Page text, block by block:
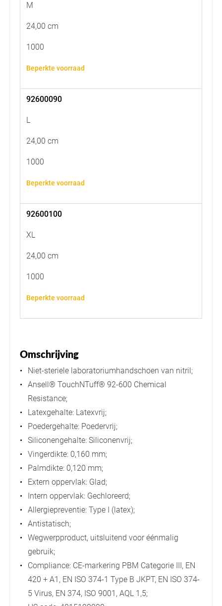
M
24,00 cm
1000
Beperkte voorraad
92600090
L
24,00 cm
1000
Beperkte voorraad
92600100
XL
24,00 cm
1000
Beperkte voorraad
Omschrijving
Niet-steriele laboratoriumhandschoen van nitril;
Ansell® TouchNTuff® 92-600 Chemical
Resistance;
Latexgehalte: Latexvrij;
Poedergehalte: Poedervrij;
Siliconengehalte: Siliconenvrij;
Vingerdikte: 0,160 mm;
Palmdikte: 0,120 mm;
Extern oppervlak: Glad;
Intern oppervlak: Gechloreerd;
Allergiepreventie: Type I (latex);
Antistatisch;
Wegwerpproduct, uitsluitend voor éénmalig
gebruik;
Compliance: CE-markering PBM Categorie III, EN
420 + A1, EN ISO 374-1 Type B JKPT, EN ISO 374-
5 Virus, EN 374, ISO 9001, AQL 1,5;